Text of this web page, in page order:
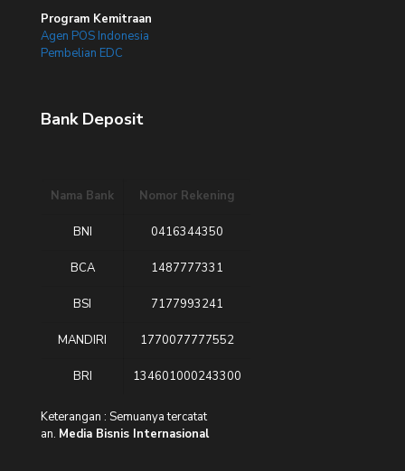
Program Kemitraan
Agen POS Indonesia
Pembelian EDC
Bank Deposit
Nama Bank Nomor Rekening
BNI 0416344350
BCA 1487777331
BSI 7177993241
MANDIRI 1770077777552
BRI 134601000243300
Keterangan : Semuanya tercatat
an. Media Bisnis Internasional